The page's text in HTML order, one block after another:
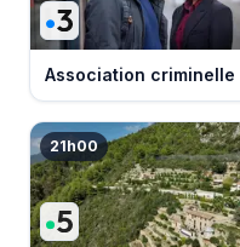
Association criminelle
21h00